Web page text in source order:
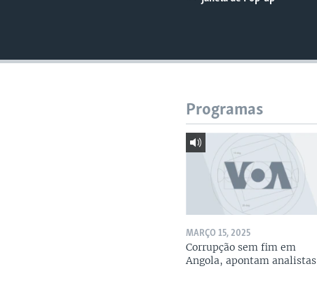
Programas
MARÇO 15, 2025
Corrupção sem fim em
Angola, apontam analistas